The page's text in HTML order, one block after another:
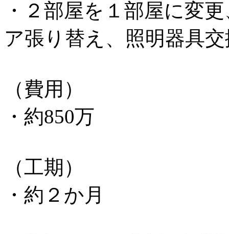
・２部屋を１部屋に変
ア張り替え、照明器具
（費用）
・約850万
（工期）
・約２か月